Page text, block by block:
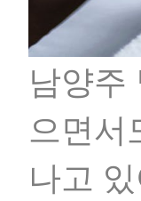
남양주
으면서
나고